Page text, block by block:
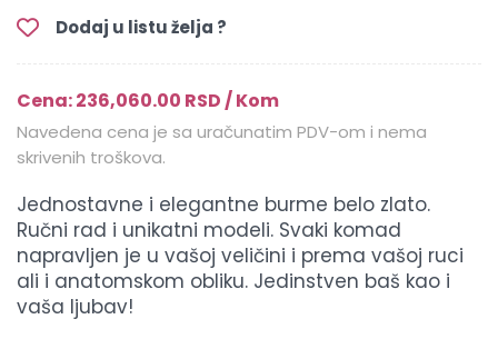
Dodaj u listu želja ?
Cena: 236,060.00 RSD / Kom
Navedena cena je sa uračunatim PDV-om i nema
skrivenih troškova.
Jednostavne i elegantne burme belo zlato.
Ručni rad i unikatni modeli. Svaki komad
napravljen je u vašoj veličini i prema vašoj ruci
ali i anatomskom obliku. Jedinstven baš kao i
vaša ljubav!